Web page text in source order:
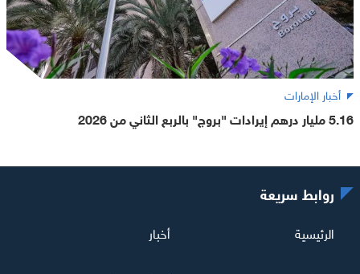
أخبار الإمارات
5.16 مليار درهم إيرادات "بروج" بالربع الثاني من 2026
روابط سريعة
الرئيسية أخبار